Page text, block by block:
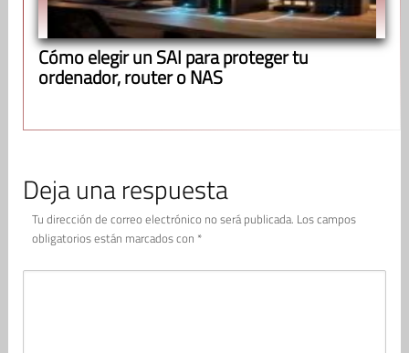
Cómo elegir un SAI para proteger tu
ordenador, router o NAS
Deja una respuesta
Tu dirección de correo electrónico no será publicada. Los campos
obligatorios están marcados con *